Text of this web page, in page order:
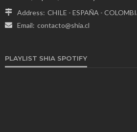
Address: CHILE - ESPAÑA -
Email: contacto@shia.cl
PLAYLIST SHIA SPOTIFY